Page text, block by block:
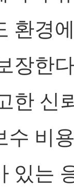
환경
장한
한 신
수 비
있는